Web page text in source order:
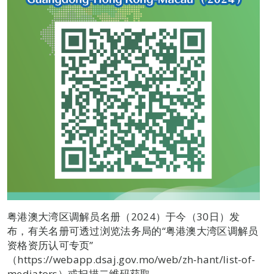
粤港澳大湾区调解员名册（2024）于今（30日）发
布，有关名册可透过浏览法务局的“粤港澳大湾区调解员
资格资历认可专页”
（https://webapp.dsaj.gov.mo/web/zh-hant/list-of-